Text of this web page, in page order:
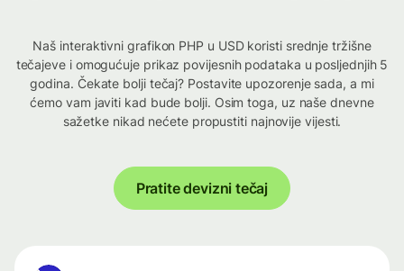
Naš interaktivni grafikon PHP u USD koristi srednje tržišne
tečajeve i omogućuje prikaz povijesnih podataka u posljednjih 5
godina. Čekate bolji tečaj? Postavite upozorenje sada, a mi
ćemo vam javiti kad bude bolji. Osim toga, uz naše dnevne
sažetke nikad nećete propustiti najnovije vijesti.
Pratite devizni tečaj